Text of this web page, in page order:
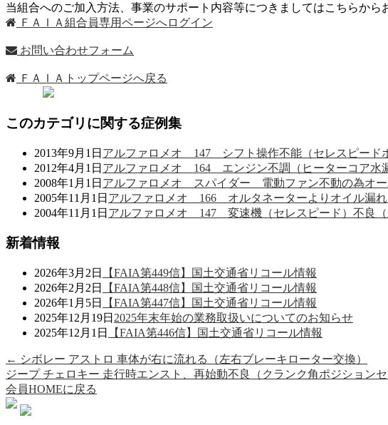
当組合へのご加入方法、事業のサポート内容等につきましてはこちら
ＦＡＩＡ組合員専用ページへログイン
お問い合わせフォーム
ＦＡＩＡトップページへ戻る
このカテゴリに関する症例集
2013年9月1日 アルファロメオ 147 シフト操作不能（セレスピード
2012年4月1日 アルファロメオ 164 エンジン不調（ヒーターコア水
2008年1月1日 アルファロメオ スパイダー 電動ファン不動の為オー
2005年11月1日 アルファロメオ 166 オルタネーターよりオイル漏れ
2004年11月1日 アルファロメオ 147 変速機（セレスピード）不良（
新着情報
2026年3月2日
【FAIA第449信】国土交通省リコール情報
2026年2月2日
【FAIA第448信】国土交通省リコール情報
2026年1月5日
【FAIA第447信】国土交通省リコール情報
2025年12月19日 2025年末年始の業務取扱いについてのお知らせ
2025年12月1日
【FAIA第446信】国土交通省リコール情報
← シボレー アストロ 車体が右に流れる（左右ブレーキローター交換）
ジープ チェロキー 走行時エンスト、再始動不良（クランク角ポジション
会員HOMEに戻る